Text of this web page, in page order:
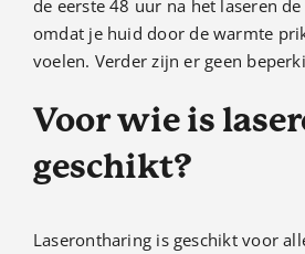
de eerste 48 uur na het laseren
omdat je huid door de warmte
voelen. Verder zijn er geen
Voor wie is
geschikt?
Laserontharing is geschikt voor